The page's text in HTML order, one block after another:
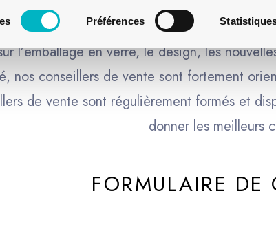
Préférences
VOTRE IDÉE EST
l’emballage en verre, le design, les
nos conseillers de vente sont fortement
de vente sont régulièrement formés et
donner les meilleurs
FORMULAIRE DE